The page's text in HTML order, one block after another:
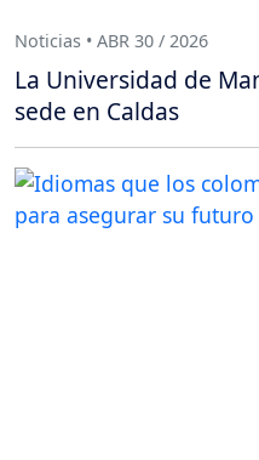
Noticias • ABR 30 / 2026
La Universidad de
sede en Caldas